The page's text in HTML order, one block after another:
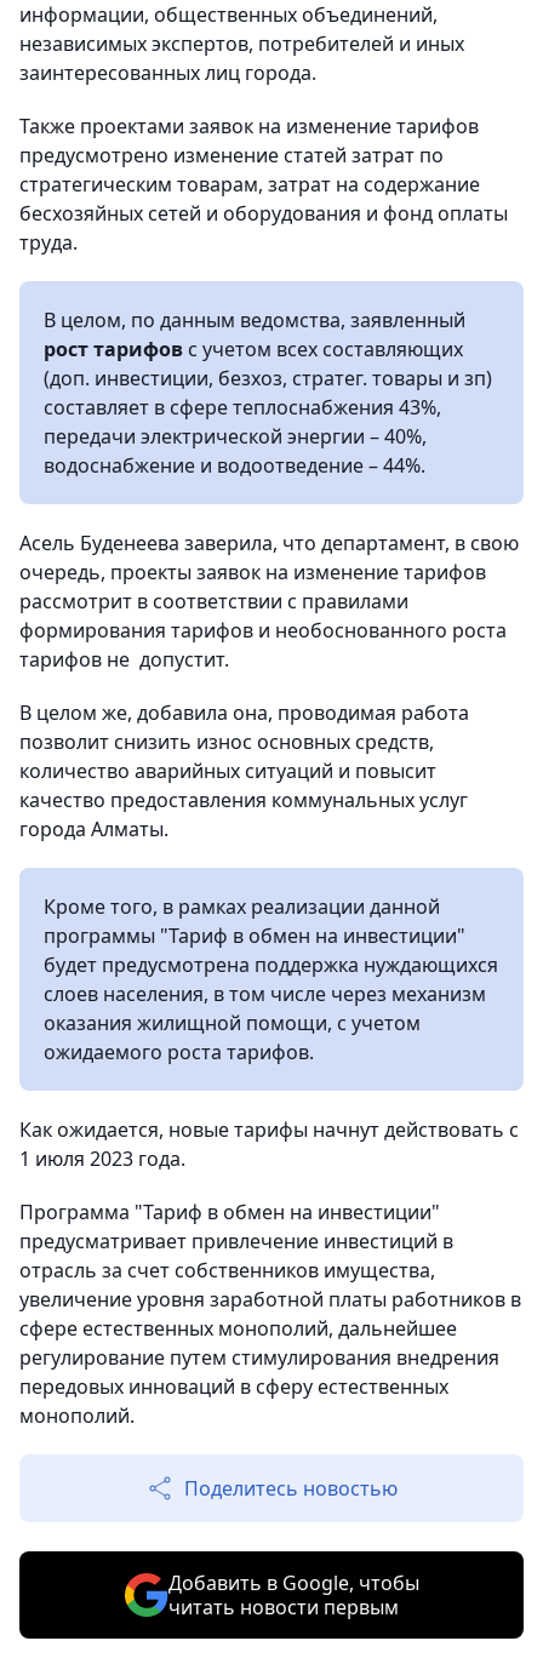
информации, общественных объединений,
независимых экспертов, потребителей и иных
заинтересованных лиц города.
Также проектами заявок на изменение тарифов
предусмотрено изменение статей затрат по
стратегическим товарам, затрат на содержание
бесхозяйных сетей и оборудования и фонд оплаты
труда.
В целом, по данным ведомства, заявленный
рост тарифов с учетом всех составляющих
(доп. инвестиции, безхоз, стратег. товары и зп)
составляет в сфере теплоснабжения 43%,
передачи электрической энергии – 40%,
водоснабжение и водоотведение – 44%.
Асель Буденеева заверила, что департамент, в свою
очередь, проекты заявок на изменение тарифов
рассмотрит в соответствии с правилами
формирования тарифов и необоснованного роста
тарифов не допустит.
В целом же, добавила она, проводимая работа
позволит снизить износ основных средств,
количество аварийных ситуаций и повысит
качество предоставления коммунальных услуг
города Алматы.
Кроме того, в рамках реализации данной
программы "Тариф в обмен на инвестиции"
будет предусмотрена поддержка нуждающихся
слоев населения, в том числе через механизм
оказания жилищной помощи, с учетом
ожидаемого роста тарифов.
Как ожидается, новые тарифы начнут действовать с
1 июля 2023 года.
Программа "Тариф в обмен на инвестиции"
предусматривает привлечение инвестиций в
отрасль за счет собственников имущества,
увеличение уровня заработной платы работников в
сфере естественных монополий, дальнейшее
регулирование путем стимулирования внедрения
передовых инноваций в сферу естественных
монополий.
Поделитесь новостью
Добавить в Google, чтобы
читать новости первым